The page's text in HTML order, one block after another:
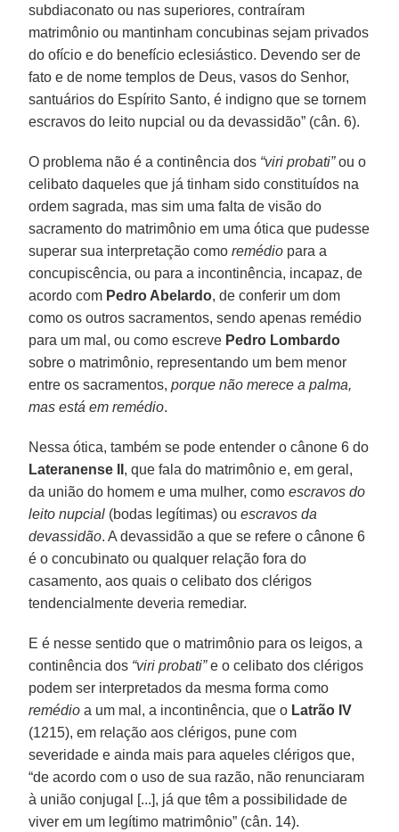
subdiaconato ou nas superiores, contraíram
matrimônio ou mantinham concubinas sejam privados
do ofício e do benefício eclesiástico. Devendo ser de
fato e de nome templos de Deus, vasos do Senhor,
santuários do Espírito Santo, é indigno que se tornem
escravos do leito nupcial ou da devassidão” (cân. 6).
O problema não é a continência dos “viri probati”ou o
celibato daqueles que já tinham sido constituídos na
ordem sagrada, mas sim uma falta de visão do
sacramento do matrimônio em uma ótica que pudesse
superar sua interpretação comoremédio para a
concupiscência, ou para a incontinência, incapaz, de
acordo com Pedro Abelardo, de conferir um dom
como os outros sacramentos, sendo apenas remédio
para um mal, ou como escreve Pedro Lombardo
sobre o matrimônio, representando um bem menor
entre os sacramentos,porque não merece a palma,
mas está em remédio.
Nessa ótica, também se pode entender o cânone 6 do
Lateranense II , que fala do matrimônio e, em geral,
da união do homem e uma mulher, comoescravos do
leito nupcial (bodas legítimas) ouescravos da
devassidão. A devassidão a que se refere o cânone 6
é o concubinato ou qualquer relação fora do
casamento, aos quais o celibato dos clérigos
tendencialmente deveria remediar.
E é nesse sentido que o matrimônio para os leigos, a
continência dos “viri probati”e o celibato dos clérigos
podem ser interpretados da mesma forma como
remédio a um mal, a incontinência, que o Latrão IV
(1215), em relação aos clérigos, pune com
severidade e ainda mais para aqueles clérigos que,
“de acordo com o uso de sua razão, não renunciaram
à união conjugal [...], já que têm a possibilidade de
viver em um legítimo matrimônio” (cân. 14).